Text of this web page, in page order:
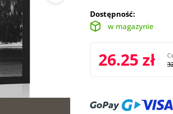
Dostępność:
w magazynie
26.25 zł